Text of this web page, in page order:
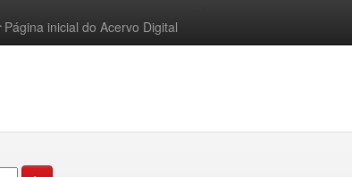
Página inicial do Acervo Digital